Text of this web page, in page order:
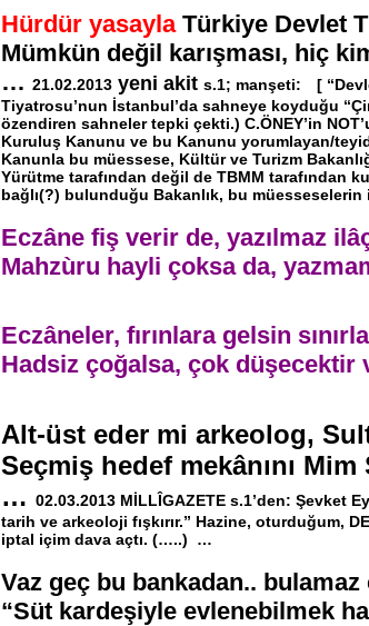
Hürdür yasaylaTürkiye
Mümkün değil karışması, hiç
…21.02.2013 yeni akits.1; manşeti:
[
Tiyatrosu’nun İstanbul’da sahneye koyduğu
özendiren sahneler tepki çekti.) C.ÖNEY’in
Kuruluş Kanunu ve bu Kanunu yorumlayan/
Kanunla bu müessese, Kültür ve Turizm
Yürütme tarafından değil de TBMM tarafından
bağlı(?) bulunduğu Bakanlık, bu
Eczâne fiş verir de, yazılmaz
Mahzùru hayli çoksa da,
Eczâneler, fırınlara gelsin
Hadsiz çoğalsa, çok düşecektir
Alt-üst eder mi arkeolog,
Seçmiş hedef mekânını
…02.03.2013 MİLLÎGAZETE s.1’den: Şevket
tarih ve arkeoloji fışkırır.” Hazine, oturduğum,
iptal içim dava açtı. (…..) …
Vaz geç bu bankadan..
“Süt kardeşiyle evlenebilmek